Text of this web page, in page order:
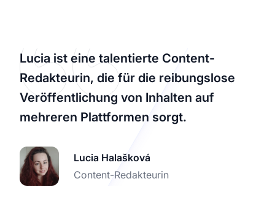
Lucia ist eine talentierte Content-
Redakteurin, die für die reibungslose
Veröffentlichung von Inhalten auf
mehreren Plattformen sorgt.
Lucia Halašková
Content-Redakteurin